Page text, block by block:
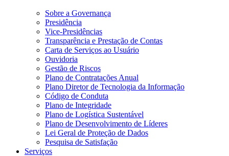
Sobre a Governança
Presidência
Vice-Presidências
Transparência e Prestação de Contas
Carta de Serviços ao Usuário
Ouvidoria
Gestão de Riscos
Plano de Contratações Anual
Plano Diretor de Tecnologia da Informação
Código de Conduta
Plano de Integridade
Plano de Logística Sustentável
Plano de Desenvolvimento de Líderes
Lei Geral de Proteção de Dados
Pesquisa de Satisfação
Serviços